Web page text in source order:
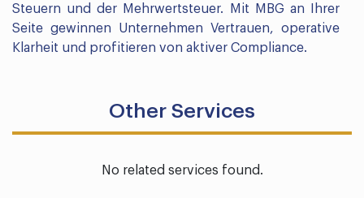
Steuern und der Mehrwertsteuer. Mit MBG an Ihrer
Seite gewinnen Unternehmen Vertrauen, operative
Klarheit und profitieren von aktiver Compliance.
Other Services
No related services found.